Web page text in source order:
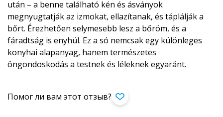
után – a benne található kén és ásványok
megnyugtatják az izmokat, ellazítanak, és táplálják a
bőrt. Érezhetően selymesebb lesz a bőröm, és a
fáradtság is enyhül. Ez a só nemcsak egy különleges
konyhai alapanyag, hanem természetes
öngondoskodás a testnek és léleknek egyaránt.
Помог ли вам этот отзыв?